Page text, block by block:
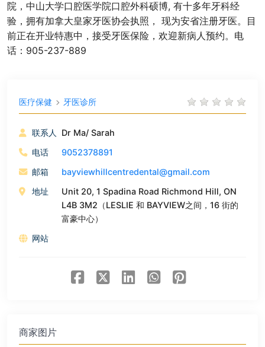
院，中山大学口腔医学院口腔外科硕博, 有十多年牙科经
验，拥有加拿大皇家牙医协会执照， 现为安省注册牙医。目
前正在开业特惠中，接受牙医保险，欢迎新病人预约。电
话：905-237-889
医疗保健 牙医诊所
联系人
Dr Ma/ Sarah
电话
9052378891
邮箱
bayviewhillcentredental@gmail.com
地址
Unit 20, 1 Spadina Road Richmond Hill, ON
L4B 3M2（LESLIE 和 BAYVIEW之间，16 街的
富豪中心）
网站
商家图片